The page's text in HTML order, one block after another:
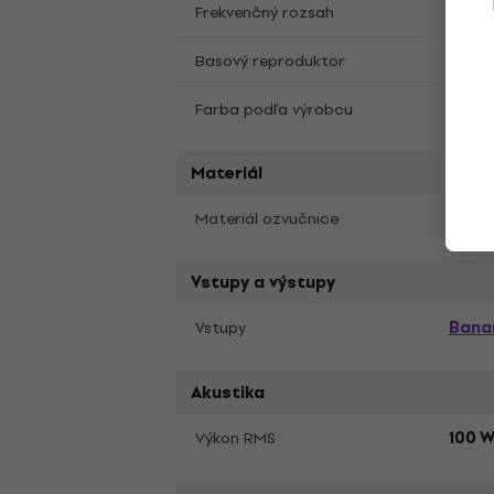
Frekvenčný rozsah 30
Basový reproduktor
Farba podľa výrobcu
Materiál
Materiál ozvučnice
Vstupy a výstupy
Vstupy
Akustika
Výkon RMS 100 W